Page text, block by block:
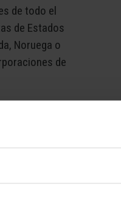
de todo el
de Estados
Noruega o
de